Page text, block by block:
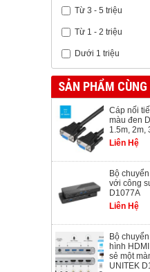
Từ 3 - 5 triệu
Từ 1 - 2 triệu
Dưới 1 triệu
SẢN PHẨM CÙNG
Cáp nối
màu đen
1.5m, 2m,
Liên Hệ
Bộ
với công
D1077A
Liên Hệ
Bộ
hình
sẻ một
UNITEK